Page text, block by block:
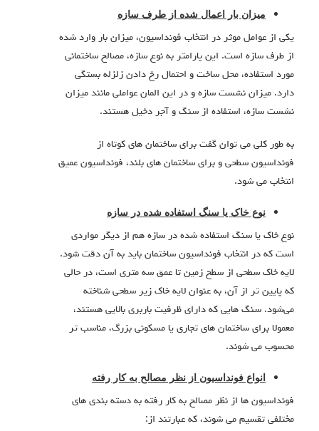
میزان بار اعمال شده از طرف سازه
یکی از عوامل موثر در انتخاب فونداسیون، میزان بار وارد شده
از طرف سازه است. این پارامتر به نوع سازه، مصالح ساختمانی
مورد استفاده، محل ساخت و احتمال رخ دادن زلزله بستگی
دارد. میزان نشست سازه و در این المان عواملی مانند میزان
نشست سازه، استفاده از سنگ و آجر دخیل هستند.
به طور کلی می توان گفت برای ساختمان های کوتاه از
فونداسیون سطحی و برای ساختمان های بلند، فونداسیون عمیق
انتخاب می شود.
نوع خاک یا سنگ استفاده شده در سازه
نوع خاک یا سنگ استفاده شده در سازه هم از دیگر مواردی
است که در انتخاب فونداسیون ساختمان باید به آن دقت شود.
لایه خاک سطحی از سطح زمین تا عمق سه متری است، در حالی
که پایین‌ تر از آن، به عنوان لایه خاک زیر سطحی شناخته
می‌شود. سنگ‌ هایی که دارای ظرفیت باربری بالایی هستند،
معمولا برای ساختمان‌ های تجاری یا مسکونی بزرگ، مناسب تر
محسوب می شوند.
انواع فونداسیون از نظر مصالح به کار رفته
فونداسیون‌ ها از نظر مصالح به کار رفته به دسته بندی‌ های
مختلفی تقسیم می‌ شوند، که عبارتند از: